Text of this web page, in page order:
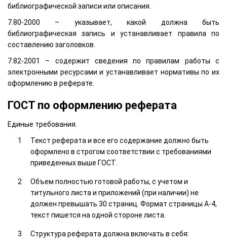
библиографической записи или описания.
7.80-2000 – указывает, какой должна быть
библиографическая запись и устанавливает правила по
составлению заголовков.
7.82-2001 – содержит сведения по правилам работы с
электронными ресурсами и устанавливает нормативы по их
оформлению в реферате.
ГОСТ по оформлению реферата
Единые требования.
Текст реферата и все его содержание должно быть
оформлено в строгом соответствии с требованиями
приведенных выше ГОСТ.
Объем полностью готовой работы, с учетом и
титульного листа и приложений (при наличии) не
должен превышать 30 страниц. Формат страницы А-4,
текст пишется на одной стороне листа.
Структура реферата должна включать в себя: